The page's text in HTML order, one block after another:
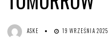
ASKE 19 WRZEŚNIA 2025